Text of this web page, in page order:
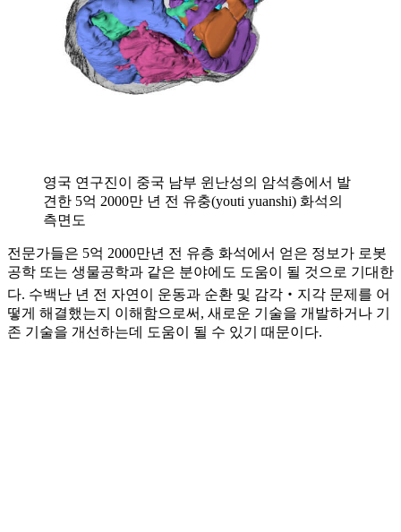
영국 연구진이 중국 남부 윈난성의 암석층에서 발
견한 5억 2000만 년 전 유충(youti yuanshi) 화석의
측면도
전문가들은 5억 2000만년 전 유층 화석에서 얻은 정보가 로봇
공학 또는 생물공학과 같은 분야에도 도움이 될 것으로 기대한
다. 수백난 년 전 자연이 운동과 순환 및 감각‧지각 문제를 어
떻게 해결했는지 이해함으로써, 새로운 기술을 개발하거나 기
존 기술을 개선하는데 도움이 될 수 있기 때문이다.